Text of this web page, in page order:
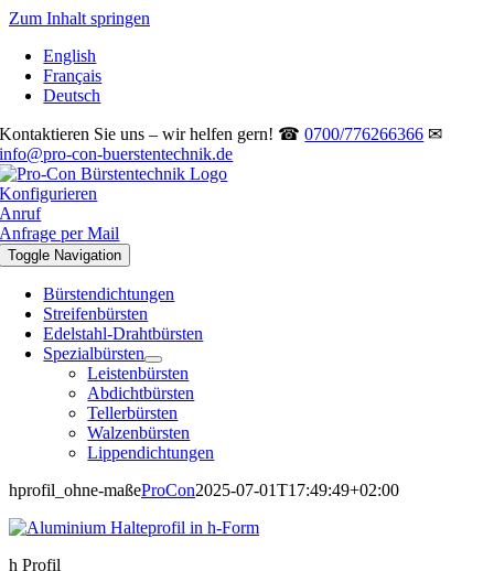
Zum Inhalt springen
English
Français
Deutsch
Kontaktieren Sie uns – wir helfen gern! ☎0700/776266366 ✉
info@pro-con-buerstentechnik.de
Konfigurieren
Anruf
Anfrage per Mail
Toggle Navigation
Bürstendichtungen
Streifenbürsten
Edelstahl-Drahtbürsten
Spezialbürsten
Leistenbürsten
Abdichtbürsten
Tellerbürsten
Walzenbürsten
Lippendichtungen
hprofil_ohne-maßeProCon2025-07-01T17:49:49+02:00
h Profil